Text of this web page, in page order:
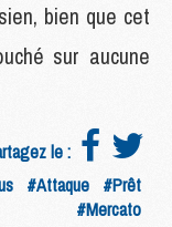
bien que cet
sur aucune
le :
#Attaque #Prêt
#Mercato